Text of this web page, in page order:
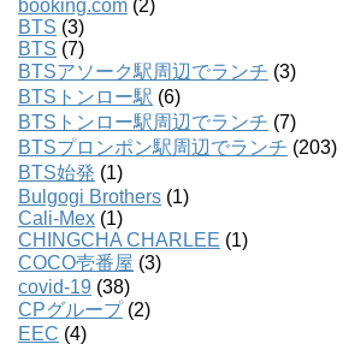
booking.com (2)
BTS (3)
BTS (7)
BTSアソーク駅周辺でランチ (3)
BTSトンロー駅 (6)
BTSトンロー駅周辺でランチ (7)
BTSプロンポン駅周辺でランチ (203)
BTS始発 (1)
Bulgogi Brothers (1)
Cali-Mex (1)
CHINGCHA CHARLEE (1)
COCO壱番屋 (3)
covid-19 (38)
CPグループ(2)
EEC (4)